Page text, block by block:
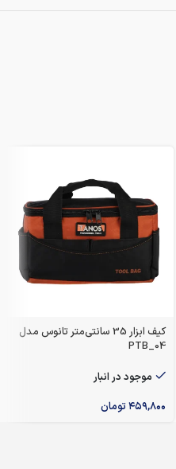
کیف ابزار 35 سانتی‌متر تانوس مدل
PTB_04
موجود در انبار
۴۵۹,۸۰۰تومان